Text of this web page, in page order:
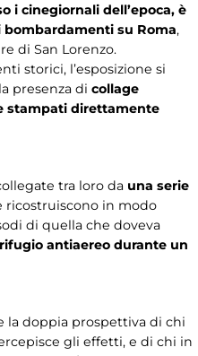
i cinegiornali dell’epoca, è
su Roma,
di San Lorenzo.
storici, l’esposizione si
presenza di collage
stampati direttamente
tra loro da una serie
ricostruiscono in modo
di quella che doveva
antiaereo durante un
la doppia prospettiva di chi
gli effetti, e di chi in